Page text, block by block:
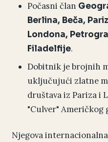
Počasni član
Berlina, Beča,
Londona,
Filadelfije.
Dobitnik je brojnih
uključujući zlatne
društava iz Pariza i
"Culver" Američkog
Njegova